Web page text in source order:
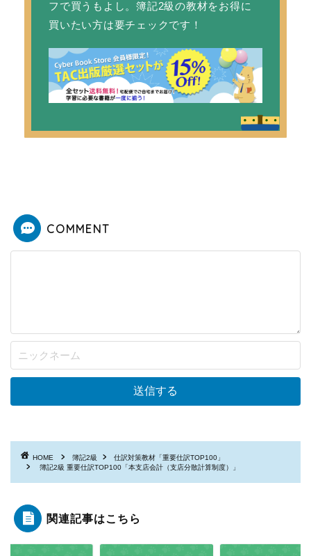
フで買うもよし。簿記2級の教材をお得に
買いたい方は要チェックです！
COMMENT
HOME 簿記2級
仕訳対策教材「重要仕訳TOP100」
簿記2級 重要仕訳TOP100「本支店会計（支店分散計算制度）」
関連記事はこちら